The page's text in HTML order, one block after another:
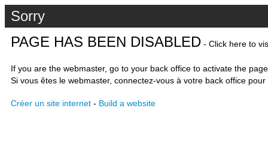
Sorry
PAGE HAS BEEN DISABLED - Click here to
If you are the webmaster, go to your back office to activate the
Si vous êtes le webmaster, connectez-vous à votre back office
Créer un site internet - Build a website